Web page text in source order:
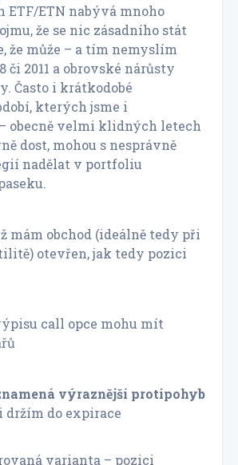
ETN nabývá mnoho
že se nic zásadního stát
že může – a tím nemyslím
či 2011 a obrovské nárůsty
Často i krátkodobé
kterých jsme i
obecně velmi klidných letech
dost, mohou s nesprávně
nadělat v portfoliu
mám obchod (ideálně tedy při
otevřen, jak tedy pozici
call opce mohu mít
výraznější protipohyb
držím do expirace
varianta – pozici